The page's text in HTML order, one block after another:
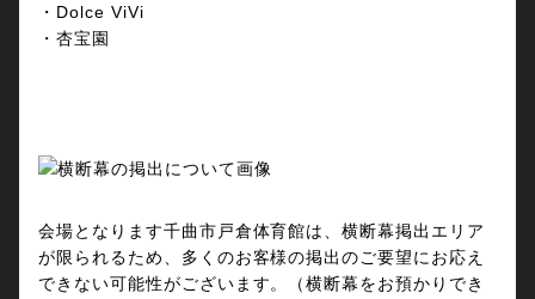
・Dolce ViVi
・杏宝園
会場となります千曲市戸倉体育館は、横断幕掲出エリア
が限られるため、多くのお客様の掲出のご要望にお応え
できない可能性がございます。（横断幕をお預かりでき